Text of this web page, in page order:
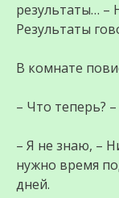
результаты… –
Результаты
В комнате
– Что теперь?
– Я не знаю, –
нужно время
дней.